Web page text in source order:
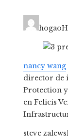
hogao
nancy wang
director de
Protection
en Felicis
steve